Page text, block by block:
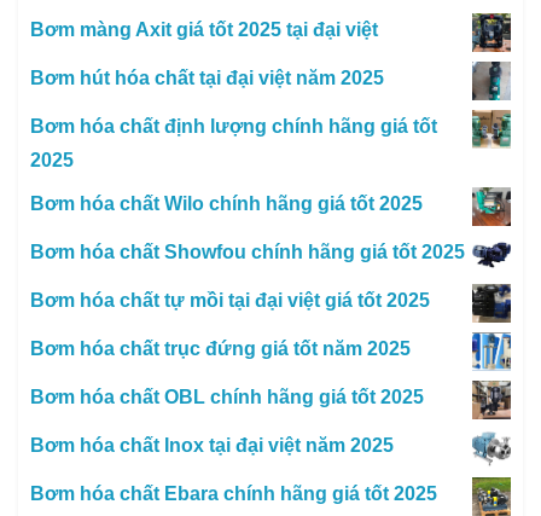
Bơm màng Axit giá tốt 2025 tại đại việt
Bơm hút hóa chất tại đại việt năm 2025
Bơm hóa chất định lượng chính hãng giá tốt
2025
Bơm hóa chất Wilo chính hãng giá tốt 2025
Bơm hóa chất Showfou chính hãng giá tốt 2025
Bơm hóa chất tự mồi tại đại việt giá tốt 2025
Bơm hóa chất trục đứng giá tốt năm 2025
Bơm hóa chất OBL chính hãng giá tốt 2025
Bơm hóa chất Inox tại đại việt năm 2025
Bơm hóa chất Ebara chính hãng giá tốt 2025